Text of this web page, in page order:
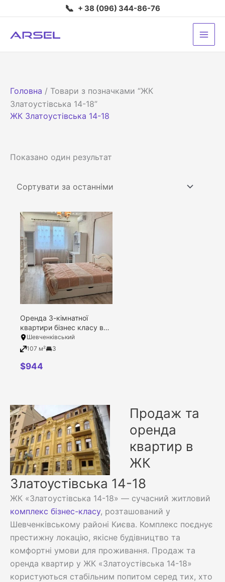
до
вмісту
📞 + 38 (096) 344-86-76
Головна / Товари з позначками “ЖК
Златоустівська 14-18”
ЖК Златоустівська 14-18
1 2 3 4
Filter
Показано один результат
Оренда 3-кімнатної
квартири бізнес класу в
ЖК Златоустівська 14-18,
Київ, Шевченківський
вулиця, 16
Шевченківський
107 м²
3
$944
Продаж та
оренда
квартир в
ЖК
Златоустівська 14-18
ЖК «Златоустівська 14-18» — сучасний житловий
комплекс бізнес-класу, розташований у
Шевченківському районі Києва. Комплекс поєднує
престижну локацію, якісне будівництво та
комфортні умови для проживання. Продаж та
оренда квартир у ЖК «Златоустівська 14-18»
користуються стабільним попитом серед тих, хто